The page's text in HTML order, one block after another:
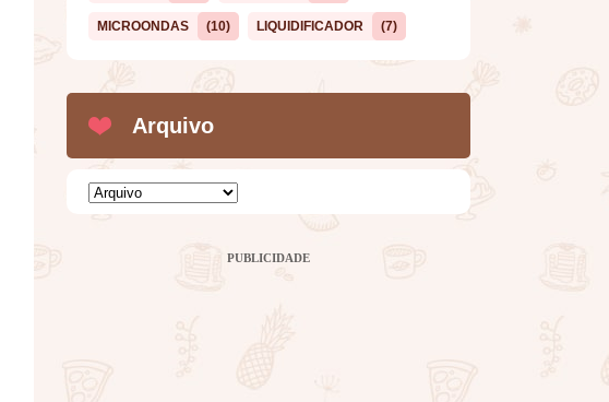
MICROONDAS (10) LIQUIDIFICADOR (7)
Arquivo
PUBLICIDADE